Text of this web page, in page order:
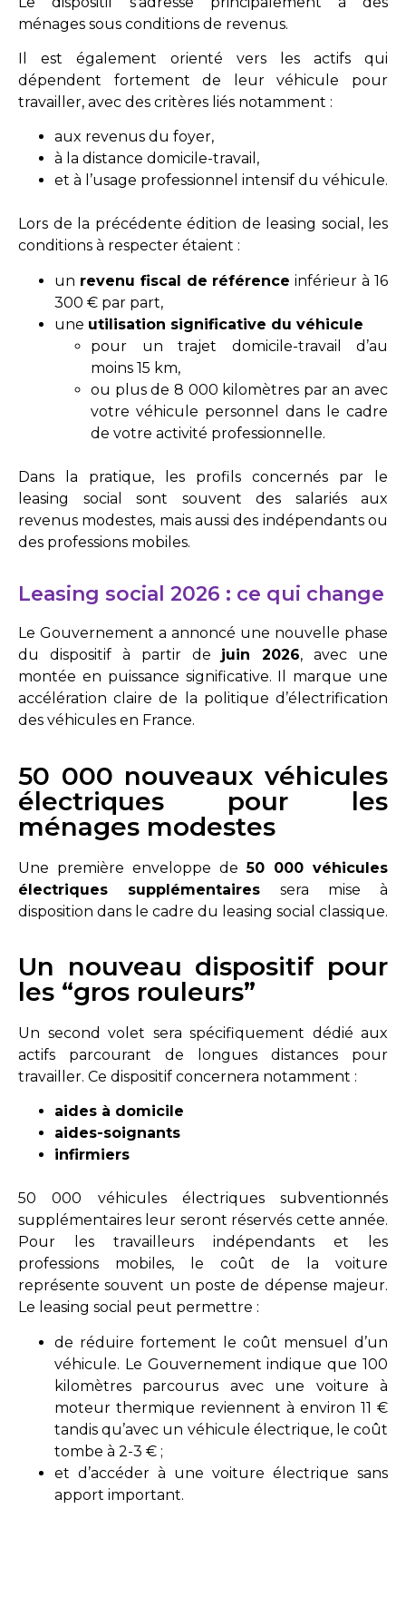
ménages sous conditions de revenus.
Il est également orienté vers les actifs qui
dépendent fortement de leur véhicule pour
travailler, avec des critères liés notamment :
aux revenus du foyer,
à la distance domicile-travail,
et à l’usage professionnel intensif du véhicule.
Lors de la précédente édition de leasing social, les
conditions à respecter étaient :
un revenu fiscal de référence inférieur à 16
300 € par part,
une utilisation significative du véhicule
pour un trajet domicile-travail d’au
moins 15 km,
ou plus de 8 000 kilomètres par an avec
votre véhicule personnel dans le cadre
de votre activité professionnelle.
Dans la pratique, les profils concernés par le
leasing social sont souvent des salariés aux
revenus modestes, mais aussi des indépendants ou
des professions mobiles.
Leasing social 2026 : ce qui change
Le Gouvernement a annoncé une nouvelle phase
du dispositif à partir de juin 2026, avec une
montée en puissance significative. Il marque une
accélération claire de la politique d’électrification
des véhicules en France.
50 000 nouveaux véhicules
électriques pour les
ménages modestes
Une première enveloppe de50 000 véhicules
électriques supplémentaires sera mise à
disposition dans le cadre du leasing social classique.
Un nouveau dispositif pour
les “gros rouleurs”
Un second volet sera spécifiquement dédié aux
actifs parcourant de longues distances pour
travailler. Ce dispositif concernera notamment :
aides à domicile
aides-soignants
infirmiers
50 000 véhicules électriques subventionnés
supplémentaires leur seront réservés cette année.
Pour les travailleurs indépendants et les
professions mobiles, le coût de la voiture
représente souvent un poste de dépense majeur.
Le leasing social peut permettre :
de réduire fortement le coût mensuel d’un
véhicule. Le Gouvernement indique que 100
kilomètres parcourus avec une voiture à
moteur thermique reviennent à environ 11 €
tandis qu’avec un véhicule électrique, le coût
tombe à 2-3 € ;
et d’accéder à une voiture électrique sans
apport important.